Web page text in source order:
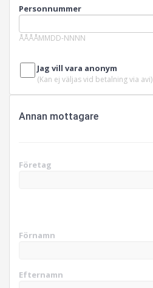
Personnummer
ÅÅÅÅMMDD-NNNN
Jag vill vara anonym
(Kan ej väljas vid betalning via avi)
Annan mottagare
Företag
Förnamn
Efternamn